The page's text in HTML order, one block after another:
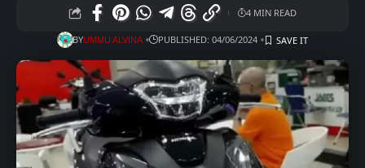
BYUMMU ALVINA PUBLISHED: 04/06/2024
4 MIN READ